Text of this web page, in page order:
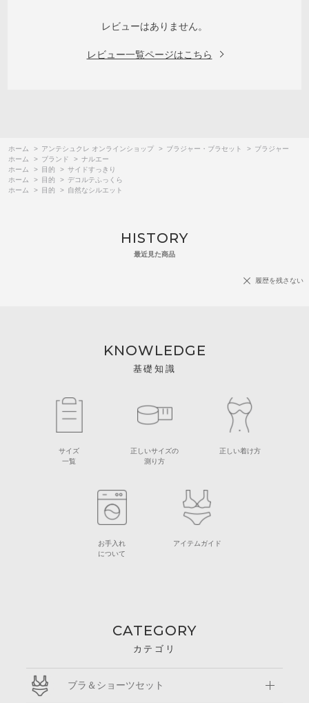
レビューはありません。
レビュー一覧ページはこちら
ホーム > アンテシュクレ オンラインショップ > ブラジャー・ブラセット > ブラジャー
ホーム
> ブランド > ナルエー
ホーム
> 目的 > サイドすっきり
ホーム
> 目的 > デコルテふっくら
ホーム
> 目的 > 自然なシルエット
HISTORY
最近見た商品
履歴を残さない
KNOWLEDGE
基礎知識
サイズ
一覧
正しいサイズの
測り方
正しい着け方
お手入れ
について
アイテムガイド
CATEGORY
カテゴリ
ブラ＆ショーツセット